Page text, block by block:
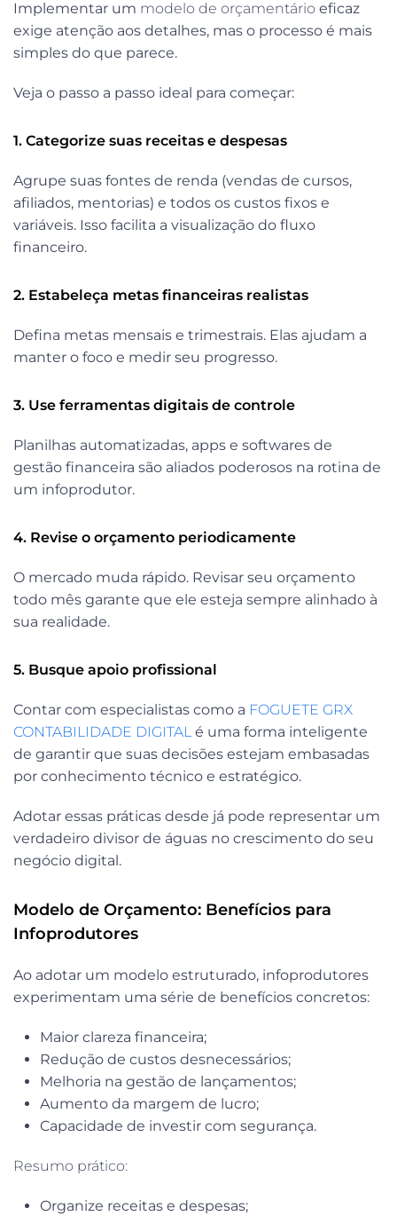
Implementar um modelo de orçamentário eficaz
exige atenção aos detalhes, mas o processo é mais
simples do que parece.
Veja o passo a passo ideal para começar:
1. Categorize suas receitas e despesas
Agrupe suas fontes de renda (vendas de cursos,
afiliados, mentorias) e todos os custos fixos e
variáveis. Isso facilita a visualização do fluxo
financeiro.
2. Estabeleça metas financeiras realistas
Defina metas mensais e trimestrais. Elas ajudam a
manter o foco e medir seu progresso.
3. Use ferramentas digitais de controle
Planilhas automatizadas, apps e softwares de
gestão financeira são aliados poderosos na rotina de
um infoprodutor.
4. Revise o orçamento periodicamente
O mercado muda rápido. Revisar seu orçamento
todo mês garante que ele esteja sempre alinhado à
sua realidade.
5. Busque apoio profissional
Contar com especialistas como a FOGUETE GRX
CONTABILIDADE DIGITALé uma forma inteligente
de garantir que suas decisões estejam embasadas
por conhecimento técnico e estratégico.
Adotar essas práticas desde já pode representar um
verdadeiro divisor de águas no crescimento do seu
negócio digital.
Modelo de Orçamento: Benefícios para
Infoprodutores
Ao adotar um modelo estruturado, infoprodutores
experimentam uma série de benefícios concretos:
Maior clareza financeira;
Redução de custos desnecessários;
Melhoria na gestão de lançamentos;
Aumento da margem de lucro;
Capacidade de investir com segurança.
Resumo prático:
Organize receitas e despesas;